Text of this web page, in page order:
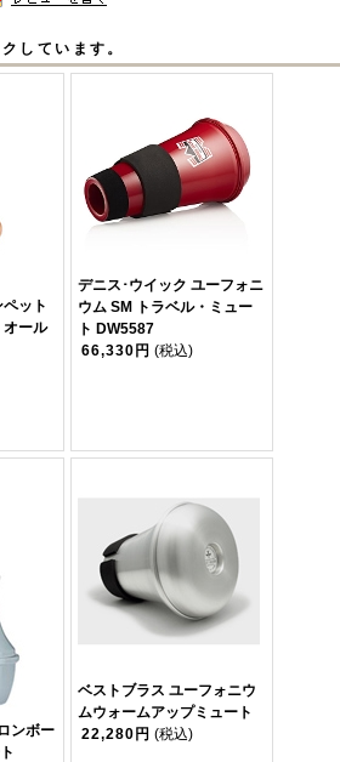
しています。
ペット
オール
デニス･ウイック ユーフォニ
ウム SM トラベル・ミュー
ト DW5587
66,330円 (税込)
ンボー
ベストブラス ユーフォニウ
ムウォームアップミュート
22,280円 (税込)